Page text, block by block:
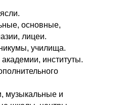
основные,
лицеи.
училища.
институты.
музыкальные и